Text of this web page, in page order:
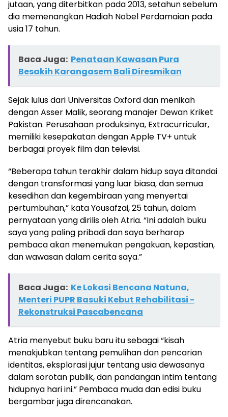
jutaan, yang diterbitkan pada 2013, setahun sebelum
dia memenangkan Hadiah Nobel Perdamaian pada
usia 17 tahun.
Baca Juga: Penataan Kawasan Pura
Besakih Karangasem Bali Diresmikan
Sejak lulus dari Universitas Oxford dan menikah
dengan Asser Malik, seorang manajer Dewan Kriket
Pakistan. Perusahaan produksinya, Extracurricular,
memiliki kesepakatan dengan Apple TV+ untuk
berbagai proyek film dan televisi.
“Beberapa tahun terakhir dalam hidup saya ditandai
dengan transformasi yang luar biasa, dan semua
kesedihan dan kegembiraan yang menyertai
pertumbuhan,” kata Yousafzai, 25 tahun, dalam
pernyataan yang dirilis oleh Atria. “Ini adalah buku
saya yang paling pribadi dan saya berharap
pembaca akan menemukan pengakuan, kepastian,
dan wawasan dalam cerita saya.”
Baca Juga: Ke Lokasi Bencana Natuna,
Menteri PUPR Basuki Kebut Rehabilitasi -
Rekonstruksi Pascabencana
Atria menyebut buku baru itu sebagai “kisah
menakjubkan tentang pemulihan dan pencarian
identitas, eksplorasi jujur ​​​​tentang usia dewasanya
dalam sorotan publik, dan pandangan intim tentang
hidupnya hari ini.” Pembaca muda dan edisi buku
bergambar juga direncanakan.